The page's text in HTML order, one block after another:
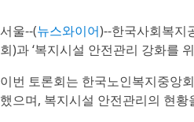
서울--(뉴스와이어)--한국사회복지
회)과 ‘복지시설 안전관리 강화를
이번 토론회는 한국노인복지중앙
했으며, 복지시설 안전관리의 현